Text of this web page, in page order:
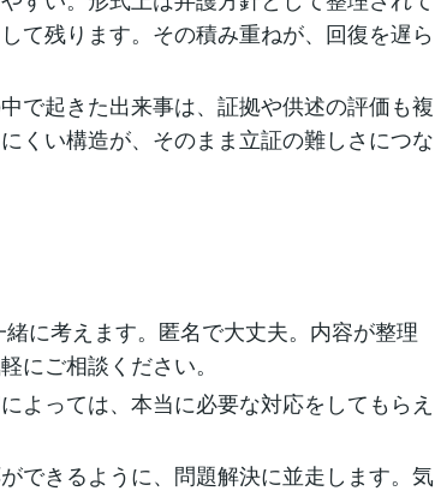
て残ります。その積み重ねが、回復を遅ら
で起きた出来事は、証拠や供述の評価も複
くい構造が、そのまま立証の難しさにつな
に考えます。匿名で大丈夫。内容が整理
にご相談ください。
よっては、本当に必要な対応をしてもらえ
できるように、問題解決に並走します。気